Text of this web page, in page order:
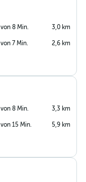
von 8 Min. 3,0 km
von 7 Min. 2,6 km
von 8 Min. 3,3 km
von 15 Min. 5,9 km